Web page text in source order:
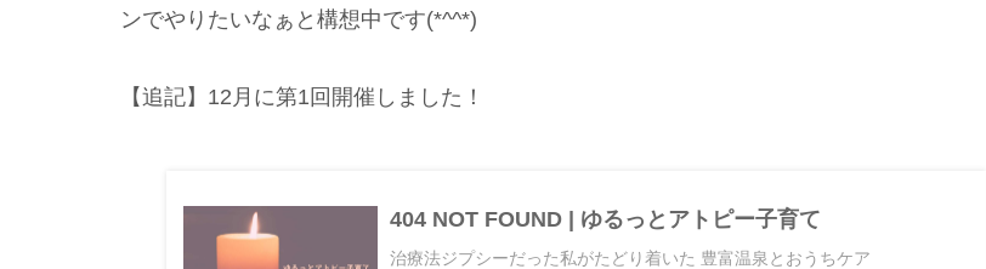
ンでやりたいなぁと構想中です(*^^*)
【追記】12月に第1回開催しました！
404 NOT FOUND | ゆるっとアトピー子育て
治療法ジプシーだった私がたどり着いた 豊富温泉とおうちケア